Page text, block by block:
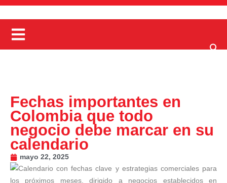
Fechas importantes en
Colombia que todo
negocio debe marcar en su
calendario
mayo 22, 2025